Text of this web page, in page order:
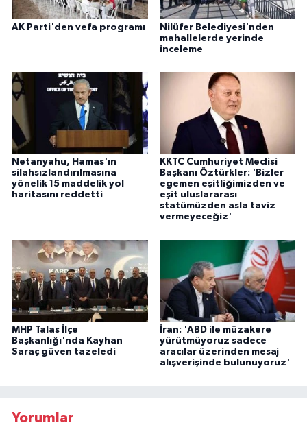
AK Parti'den vefa programı
Nilüfer Belediyesi'nden
mahallelerde yerinde
inceleme
Netanyahu, Hamas'ın
silahsızlandırılmasına
yönelik 15 maddelik yol
haritasını reddetti
KKTC Cumhuriyet Meclisi
Başkanı Öztürkler: 'Bizler
egemen eşitliğimizden ve
eşit uluslararası
statümüzden asla taviz
vermeyeceğiz'
MHP Talas İlçe
Başkanlığı'nda Kayhan
Saraç güven tazeledi
İran: 'ABD ile müzakere
yürütmüyoruz sadece
aracılar üzerinden mesaj
alışverişinde bulunuyoruz'
Yorumlar